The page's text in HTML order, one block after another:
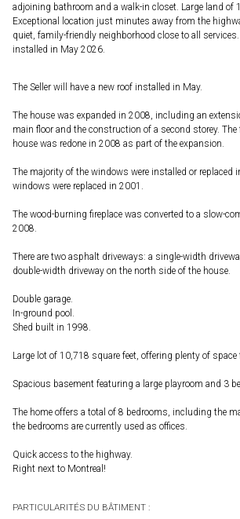
adjoining bathroom and a walk-in closet. Large land of
Exceptional location just minutes away from the
quiet, family-friendly neighborhood close to all
installed in May 2026.
The Seller will have a new roof installed in May.
The house was expanded in 2008, including an
main floor and the construction of a second storey. The
house was redone in 2008 as part of the expansion.
The majority of the windows were installed or replaced
windows were replaced in 2001.
The wood-burning fireplace was converted to a slow-
2008.
There are two asphalt driveways: a single-width
double-width driveway on the north side of the house.
Double garage.
In-ground pool.
Shed built in 1998.
Large lot of 10,718 square feet, offering plenty of
Spacious basement featuring a large playroom and 3
The home offers a total of 8 bedrooms, including the
the bedrooms are currently used as offices.
Quick access to the highway.
Right next to Montreal!
PARTICULARITÉS DU BÂTIMENT :